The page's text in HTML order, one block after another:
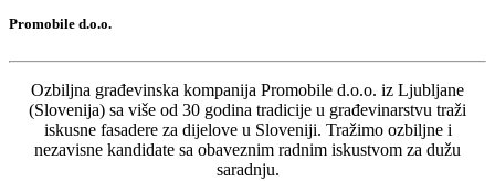
Promobile d.o.o.
Ozbiljna građevinska kompanija Promobile d.o.o. iz Ljubljane
(Slovenija) sa više od 30 godina tradicije u građevinarstvu traži
iskusne fasadere za dijelove u Sloveniji. Tražimo ozbiljne i
nezavisne kandidate sa obaveznim radnim iskustvom za dužu
saradnju.